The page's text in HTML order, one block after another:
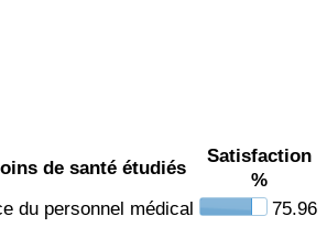
de santé étudiés
Satisfaction
%
du personnel médical
75.96
vie par payspar Pays
vie par pays